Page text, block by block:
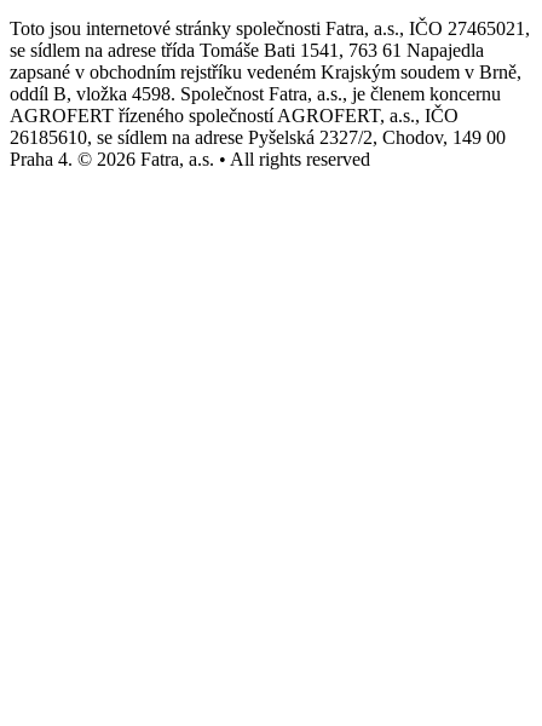
Toto jsou internetové stránky společnosti Fatra, a.s., IČO 27465021,
se sídlem na adrese třída Tomáše Bati 1541, 763 61 Napajedla
zapsané v obchodním rejstříku vedeném Krajským soudem v Brně,
oddíl B, vložka 4598. Společnost Fatra, a.s., je členem koncernu
AGROFERT řízeného společností AGROFERT, a.s., IČO
26185610, se sídlem na adrese Pyšelská 2327/2, Chodov, 149 00
Praha 4. © 2026 Fatra, a.s. • All rights reserved